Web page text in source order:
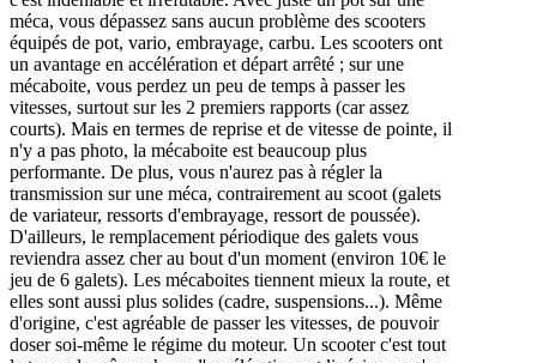
méca, vous dépassez sans aucun problème des scooters
équipés de pot, vario, embrayage, carbu. Les scooters ont
un avantage en accélération et départ arrêté ; sur une
mécaboite, vous perdez un peu de temps à passer les
vitesses, surtout sur les 2 premiers rapports (car assez
courts). Mais en termes de reprise et de vitesse de pointe, il
n'y a pas photo, la mécaboite est beaucoup plus
performante. De plus, vous n'aurez pas à régler la
transmission sur une méca, contrairement au scoot (galets
de variateur, ressorts d'embrayage, ressort de poussée).
D'ailleurs, le remplacement périodique des galets vous
reviendra assez cher au bout d'un moment (environ 10€ le
jeu de 6 galets). Les mécaboites tiennent mieux la route, et
elles sont aussi plus solides (cadre, suspensions...). Même
d'origine, c'est agréable de passer les vitesses, de pouvoir
doser soi-même le régime du moteur. Un scooter c'est tout